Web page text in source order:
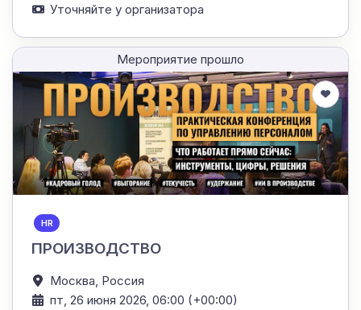
Уточняйте у организатора
Мероприятие прошло
HR
ПРОИЗВОДСТВО
Москва, Россия
пт, 26 июня 2026, 06:00 (+00:00)